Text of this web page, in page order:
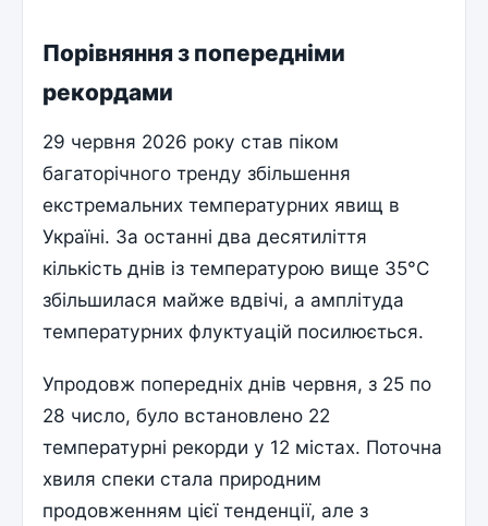
Порівняння з попередніми
рекордами
29 червня 2026 року став пiком
багаторічного тренду збільшення
екстремальних температурних явищ в
Україні. За останні два десятиліття
кількість днів із температурою вище 35°C
збільшилася майже вдвічі, а амплітуда
температурних флуктуацій посилюється.
Упродовж попередніх днів червня, з 25 по
28 число, було встановлено 22
температурні рекорди у 12 містах. Поточна
хвиля спеки стала природним
продовженням цієї тенденції, але з